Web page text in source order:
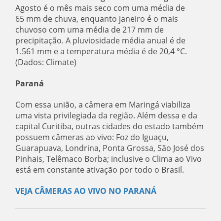
Agosto é o mês mais seco com uma média de
65 mm de chuva, enquanto janeiro é o mais
chuvoso com uma média de 217 mm de
precipitação. A pluviosidade média anual é de
1.561 mm e a temperatura média é de 20,4 °C.
(Dados: Climate)
Paraná
Com essa união, a câmera em Maringá viabiliza
uma vista privilegiada da região. Além dessa e da
capital Curitiba, outras cidades do estado também
possuem câmeras ao vivo: Foz do Iguaçu,
Guarapuava, Londrina, Ponta Grossa, São José dos
Pinhais, Telêmaco Borba; inclusive o Clima ao Vivo
está em constante ativação por todo o Brasil.
VEJA CÂMERAS AO VIVO NO PARANÁ